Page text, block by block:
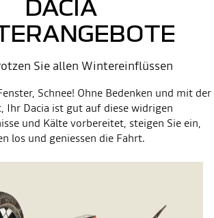
DACIA
Sie allen Wintereinflüssen
Schnee! Ohne Bedenken und mit der
Ihr Dacia ist gut auf diese widrigen
und Kälte vorbereitet, steigen Sie ein,
los und geniessen die Fahrt.